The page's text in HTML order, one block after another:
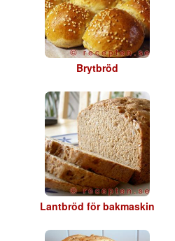
Brytbröd
Lantbröd för bakmaskin